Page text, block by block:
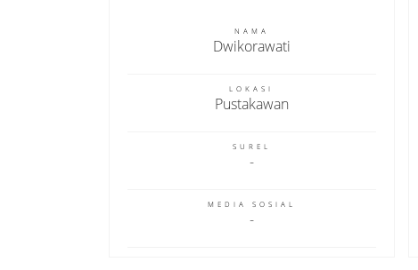
NAMA
Dwikorawati
LOKASI
Pustakawan
SUREL
MEDIA SOSIAL